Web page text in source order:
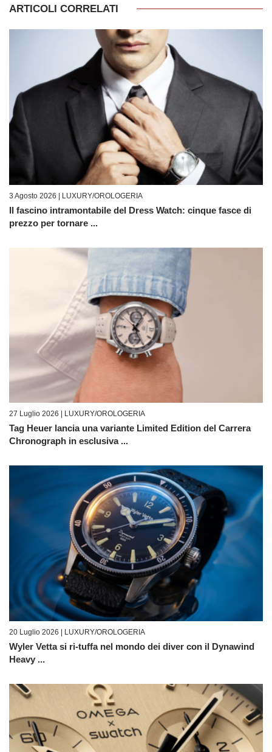
ARTICOLI CORRELATI
3 Agosto 2026 | LUXURY/OROLOGERIA
Il fascino intramontabile del Dress Watch: cinque fasce di
prezzo per tornare ...
27 Luglio 2026 | LUXURY/OROLOGERIA
Tag Heuer lancia una variante Limited Edition del Carrera
Chronograph in esclusiva ...
20 Luglio 2026 | LUXURY/OROLOGERIA
Wyler Vetta si ri-tuffa nel mondo dei diver con il Dynawind
Heavy ...